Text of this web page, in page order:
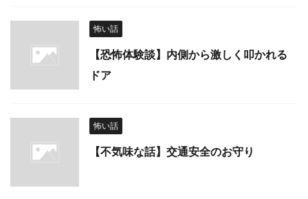
怖い話
【恐怖体験談】内側から激しく叩かれる
ドア
怖い話
【不気味な話】交通安全のお守り